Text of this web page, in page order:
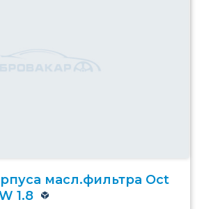
масл.фильтра Oct
1.8